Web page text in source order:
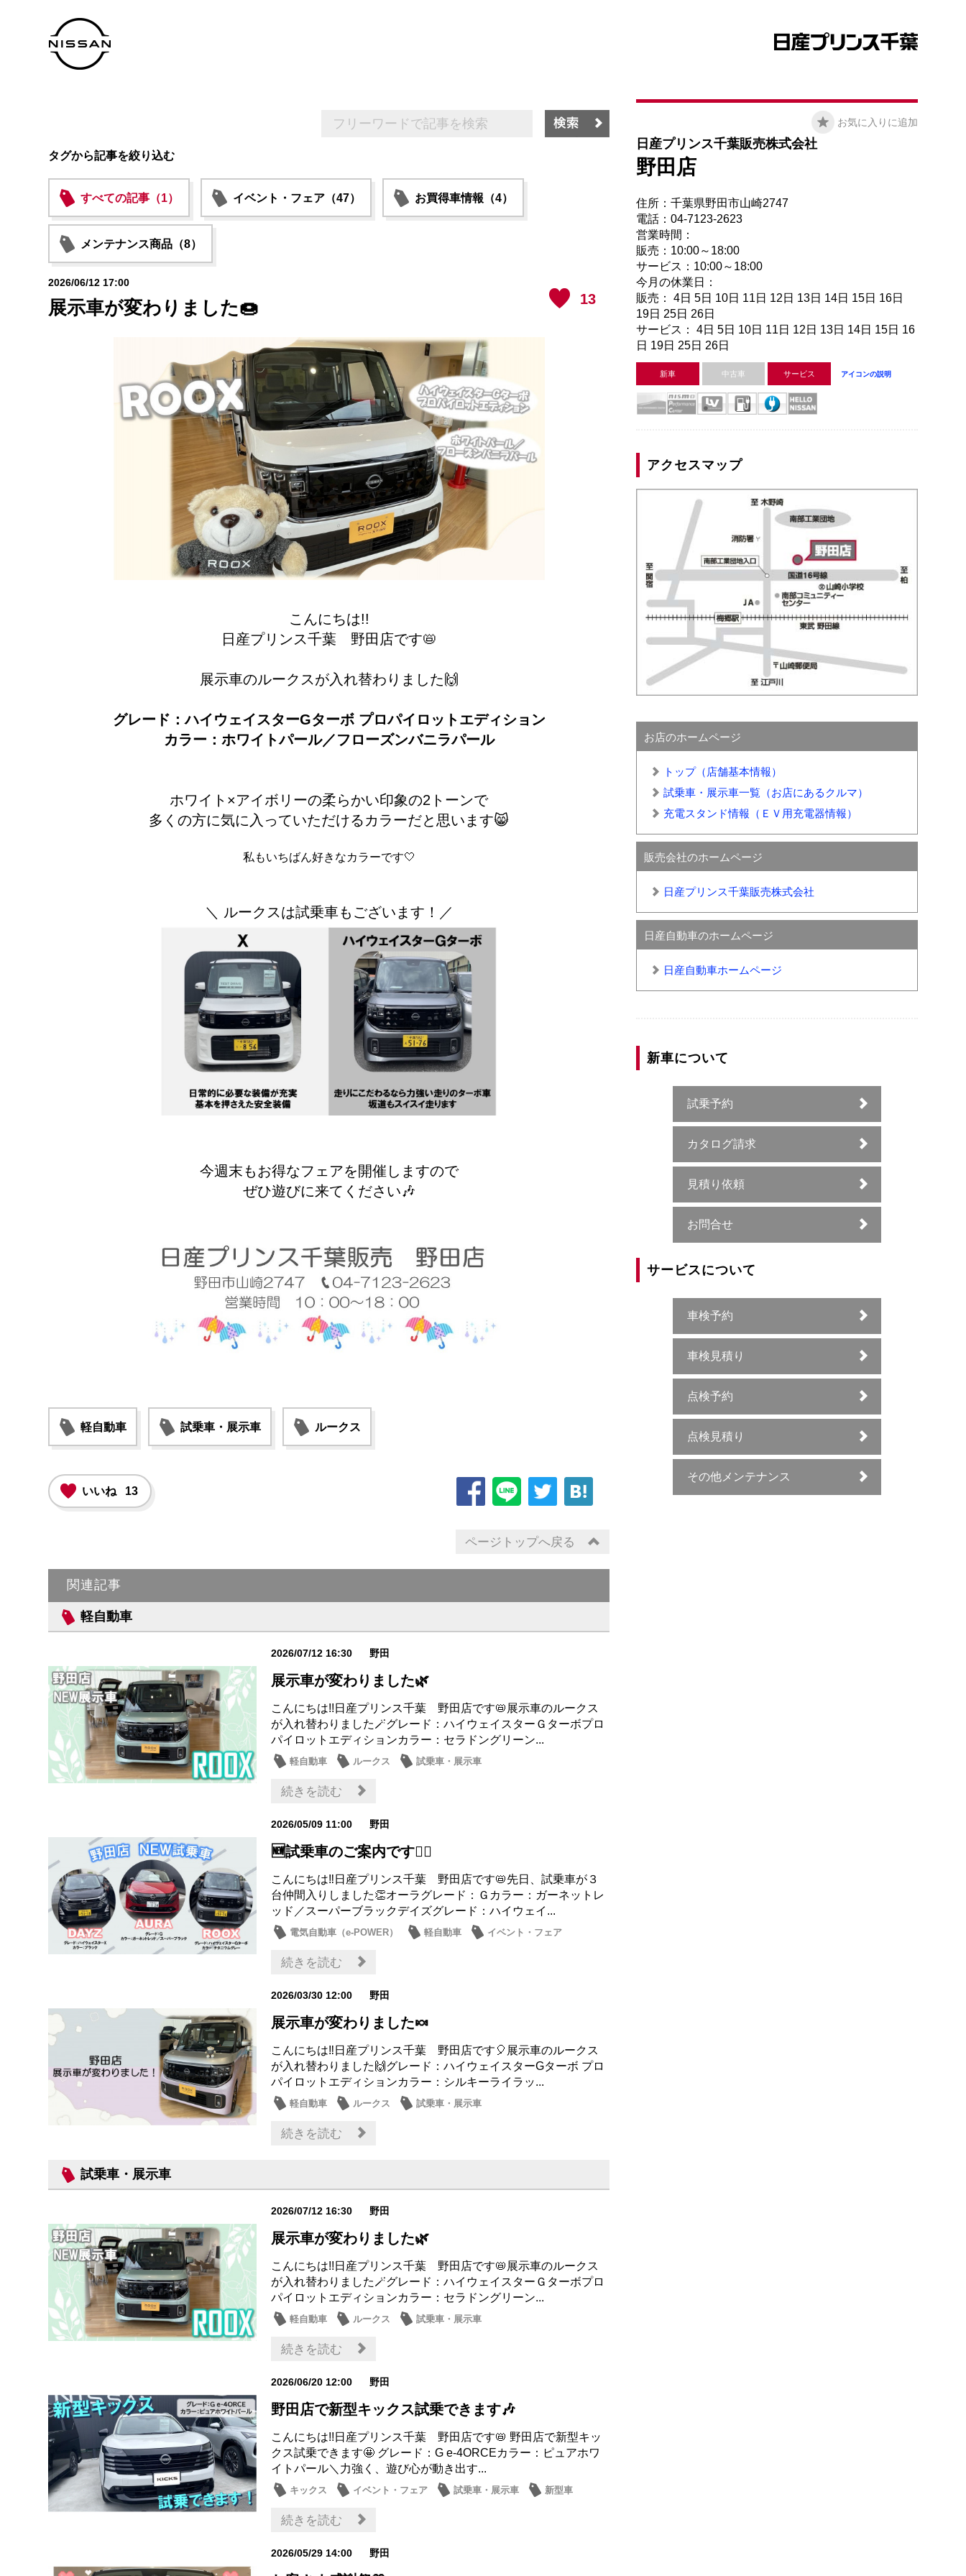
タグから記事を絞り込む
すべての記事（1） イベント・フェア（47） お買得車情報（4）
メンテナンス商品（8）
13
2026/06/12 17:00
展示車が変わりました🍩
こんにちは!!
日産プリンス千葉 野田店です📛
展示車のルークスが入れ替わりました🙌
グレード：ハイウェイスターGターボ プロパイロットエディション
カラー：ホワイトパール／フローズンバニラパール
ホワイト×アイボリーの柔らかい印象の2トーンで
多くの方に気に入っていただけるカラーだと思います😸
私もいちばん好きなカラーです🤍
＼ ルークスは試乗車もございます！／
今週末もお得なフェアを開催しますので
ぜひ遊びに来てください🎶
軽自動車 試乗車・展示車 ルークス
いいね 13
ページトップへ戻る
関連記事
軽自動車
2026/07/12 16:30 野田
展示車が変わりました🌿
こんにちは!!日産プリンス千葉 野田店です📛展示車のルークス
が入れ替わりました🪄グレード：ハイウェイスターＧターボプロ
パイロットエディションカラー：セラドングリーン...
軽自動車 ルークス 試乗車・展示車
続きを読む
2026/05/09 11:00 野田
🆕試乗車のご案内です💁‍♀️
こんにちは‼日産プリンス千葉 野田店です📛先日、試乗車が３
台仲間入りしました👏オーラグレード：Ｇカラー：ガーネットレ
ッド／スーパーブラックデイズグレード：ハイウェイ...
電気自動車（e-POWER） 軽自動車
イベント・フェア
続きを読む
2026/03/30 12:00 野田
展示車が変わりました🍬
こんにちは‼日産プリンス千葉 野田店です🎈展示車のルークス
が入れ替わりました🙌グレード：ハイウェイスターGターボ プロ
パイロットエディションカラー：シルキーライラッ...
軽自動車 ルークス 試乗車・展示車
続きを読む
試乗車・展示車
2026/07/12 16:30 野田
展示車が変わりました🌿
こんにちは!!日産プリンス千葉 野田店です📛展示車のルークス
が入れ替わりました🪄グレード：ハイウェイスターＧターボプロ
パイロットエディションカラー：セラドングリーン...
軽自動車 ルークス 試乗車・展示車
続きを読む
2026/06/20 12:00 野田
野田店で新型キックス試乗できます🎶
こんにちは!!日産プリンス千葉 野田店です📛 野田店で新型キッ
クス試乗できます🤩 グレード：G e-4ORCEカラー：ピュアホワ
イトパール＼力強く、遊び心が動き出す...
キックス イベント・フェア 試乗車・展示車 新型車
続きを読む
2026/05/29 14:00 野田
お気に入りに追加
日産プリンス千葉販売株式会社
野田店
住所：千葉県野田市山崎2747
電話：04-7123-2623
営業時間：
販売：10:00～18:00
サービス：10:00～18:00
今月の休業日：
販売： 4日 5日 10日 11日 12日 13日 14日 15日 16日
19日 25日 26日
サービス： 4日 5日 10日 11日 12日 13日 14日 15日 16
日 19日 25日 26日
新車 中古車 サービス アイコンの説明
アクセスマップ
お店のホームページ
トップ（店舗基本情報）
試乗車・展示車一覧（お店にあるクルマ）
充電スタンド情報（ＥＶ用充電器情報）
販売会社のホームページ
日産プリンス千葉販売株式会社
日産自動車のホームページ
日産自動車ホームページ
新車について
試乗予約
カタログ請求
見積り依頼
お問合せ
サービスについて
車検予約
車検見積り
点検予約
点検見積り
その他メンテナンス